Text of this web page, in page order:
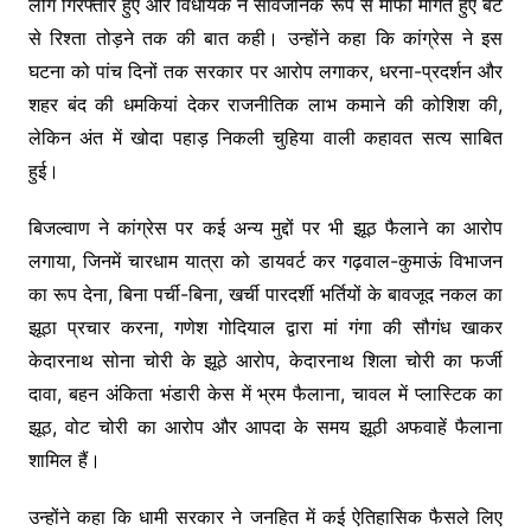
से रिश्ता तोड़ने तक की बात कही। उन्होंने कहा कि कांग्रेस ने इस
घटना को पांच दिनों तक सरकार पर आरोप लगाकर, धरना-प्रदर्शन और
शहर बंद की धमकियां देकर राजनीतिक लाभ कमाने की कोशिश की,
लेकिन अंत में खोदा पहाड़ निकली चुहिया वाली कहावत सत्य साबित
हुई।
बिजल्वाण ने कांग्रेस पर कई अन्य मुद्दों पर भी झूठ फैलाने का आरोप
लगाया, जिनमें चारधाम यात्रा को डायवर्ट कर गढ़वाल-कुमाऊं विभाजन
का रूप देना, बिना पर्ची-बिना, खर्ची पारदर्शी भर्तियों के बावजूद नकल का
झूठा प्रचार करना, गणेश गोदियाल द्वारा मां गंगा की सौगंध खाकर
केदारनाथ सोना चोरी के झूठे आरोप, केदारनाथ शिला चोरी का फर्जी
दावा, बहन अंकिता भंडारी केस में भ्रम फैलाना, चावल में प्लास्टिक का
झूठ, वोट चोरी का आरोप और आपदा के समय झूठी अफवाहें फैलाना
शामिल हैं।
उन्होंने कहा कि धामी सरकार ने जनहित में कई ऐतिहासिक फैसले लिए